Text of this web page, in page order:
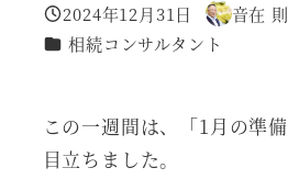
投稿日
2024年12月31日
著
者
音在
カテゴリー
相続コンサルタント
この一週間は、「1月の準
目立ちました。